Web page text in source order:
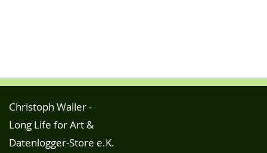
Christoph Waller -
Long Life for Art &
Datenlogger-Store e.K.